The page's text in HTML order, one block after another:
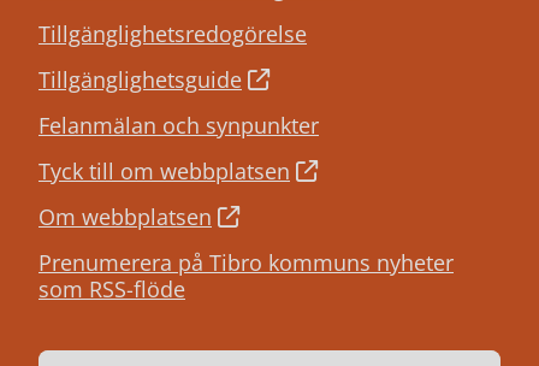
Tillgänglighetsredogörelse
Tillgänglighetsguide
Felanmälan och synpunkter
Tyck till om webbplatsen
Om webbplatsen
Prenumerera på Tibro kommuns nyheter
som RSS-flöde